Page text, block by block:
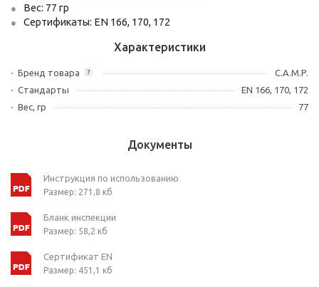
Вес: 77 гр
Сертификаты: EN 166, 170, 172
Характеристики
?
Бренд товара
C.A.M.P.
Стандарты
EN 166, 170, 172
Вес, гр
77
Документы
Инструкция по использованию
Размер: 271,8 кб
Бланк инспекции
Размер: 58,2 кб
Сертификат EN
Размер: 451,1 кб